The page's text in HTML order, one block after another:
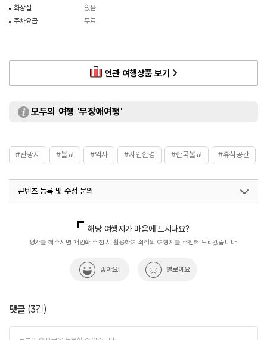
화장실
있음
주차요금
무료
연관 여행상품 보기
모두의 여행 '무장애여행'
#관광지 #불교 #역사 #자연환경 #한국불교 #휴식공간
콘텐츠 등록 및 수정 문의
해당 여행지가 마음에 드시나요?
평가를 해주시면 개인화 추천 시 활용하여 최적의 여행지를 추천해 드리겠습니다.
좋아요! 별로예요
댓글 (3건)